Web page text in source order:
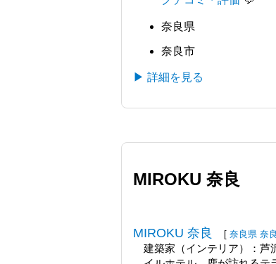
奈良県
奈良市
▶ 詳細を見る
MIROKU 奈良
MIROKU 奈良 [ 奈良県 奈
建築家（インテリア）：芦